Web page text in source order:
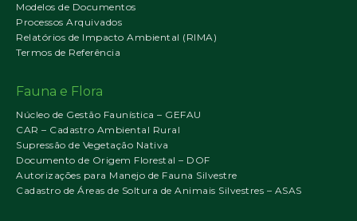
Modelos de Documentos
Processos Arquivados
Relatórios de Impacto Ambiental (RIMA)
Termos de Referência
Fauna e Flora
Núcleo de Gestão Faunística – GEFAU
CAR – Cadastro Ambiental Rural
Supressão de Vegetação Nativa
Documento de Origem Florestal – DOF
Autorizações para Manejo de Fauna Silvestre
Cadastro de Áreas de Soltura de Animais Silvestres – ASAS